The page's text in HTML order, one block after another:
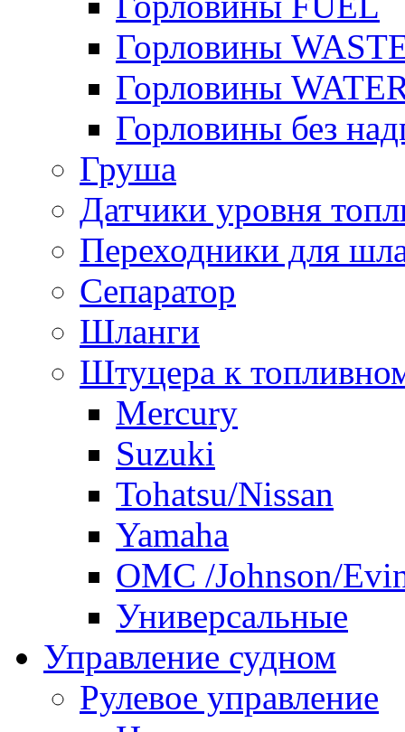
Горловины
Горловины
Горловины без
Груша
Датчики уровня
Переходники для
Сепаратор
Шланги
Штуцера к
Mercury
Suzuki
Tohatsu/Nissan
Yamaha
ОМС /Johnson/
Универсальные
Управление судном
Рулевое управление